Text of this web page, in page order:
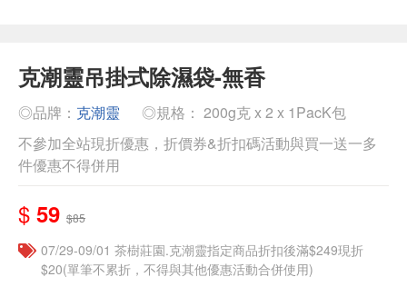
克潮靈吊掛式除濕袋-無香
◎品牌： 克潮靈
◎規格： 200g克 x 2 x 1PacK包
不參加全站現折優惠，折價券&折扣碼活動與買一送一多
件優惠不得併用
$ 59 $85
07/29-09/01 茶樹莊園.克潮靈指定商品折扣後滿$249現折
$20(單筆不累折，不得與其他優惠活動合併使用)